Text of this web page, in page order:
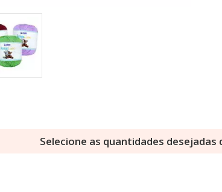
Selecione as quantidades